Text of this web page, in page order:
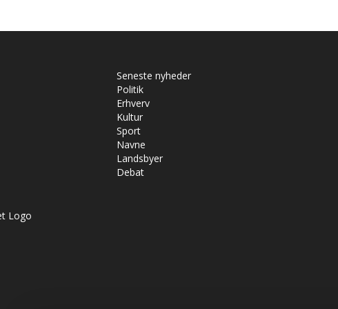
Seneste nyheder
Politik
Erhverv
Kultur
Sport
Navne
Landsbyer
Debat